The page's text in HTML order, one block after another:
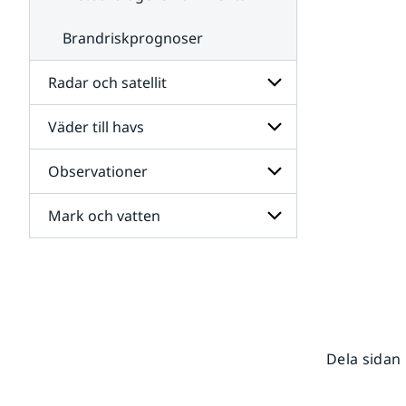
Brandriskprognoser
Radar och satellit
Undersidor
för
Radar
och
satellit
Väder till havs
Undersidor
för
Väder
till
havs
Observationer
Undersidor
för
Mark och vatten
Dela sidan